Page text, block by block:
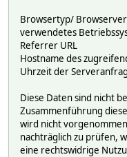
Browsertyp/
verwendetes
Referrer URL
Hostname des
Uhrzeit der
Diese Daten sind nicht
Zusammenführung
wird nicht
nachträglich zu prüfen,
eine rechtswidrige